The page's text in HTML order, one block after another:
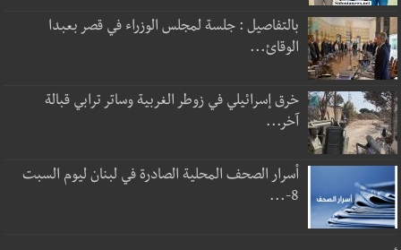
بالتفاصيل : جلسة لمجلس الوزراء في قصر بعبدا
الوقائ...
خرق إسرائيلي في زوطر الغربية وساتر ترابي قبالة
آخر...
أسرار الصحف المحلية الصادرة في لبنان ليوم السبت
8-...